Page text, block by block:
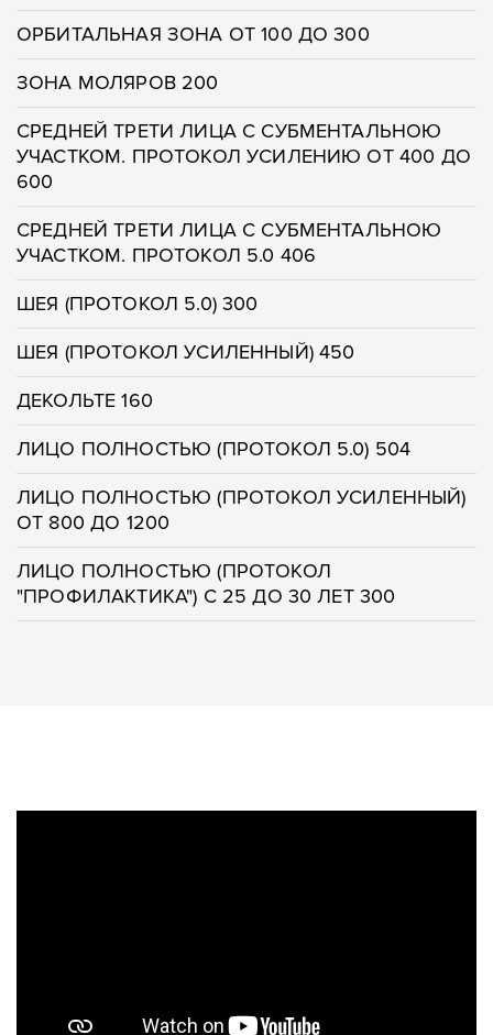
ОРБИТАЛЬНАЯ ЗОНА ОТ 100 ДО 300
ЗОНА МОЛЯРОВ 200
СРЕДНЕЙ ТРЕТИ ЛИЦА С СУБМЕНТАЛЬНОЮ
УЧАСТКОМ. ПРОТОКОЛ УСИЛЕНИЮ ОТ 400 ДО
600
СРЕДНЕЙ ТРЕТИ ЛИЦА С СУБМЕНТАЛЬНОЮ
УЧАСТКОМ. ПРОТОКОЛ 5.0 406
ШЕЯ (ПРОТОКОЛ 5.0) 300
ШЕЯ (ПРОТОКОЛ УСИЛЕННЫЙ) 450
ДЕКОЛЬТЕ 160
ЛИЦО ПОЛНОСТЬЮ (ПРОТОКОЛ 5.0) 504
ЛИЦО ПОЛНОСТЬЮ (ПРОТОКОЛ УСИЛЕННЫЙ)
ОТ 800 ДО 1200
ЛИЦО ПОЛНОСТЬЮ (ПРОТОКОЛ
"ПРОФИЛАКТИКА") С 25 ДО 30 ЛЕТ 300